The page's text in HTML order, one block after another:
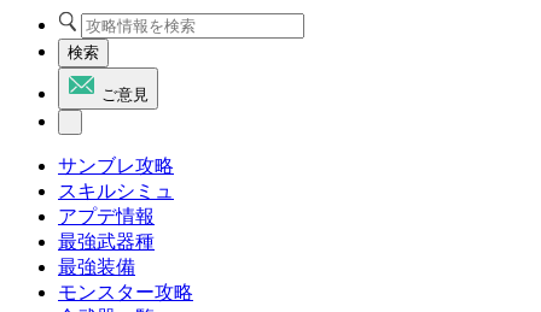
検索
ご意見
サンブレ攻略
スキルシミュ
アプデ情報
最強武器種
最強装備
モンスター攻略